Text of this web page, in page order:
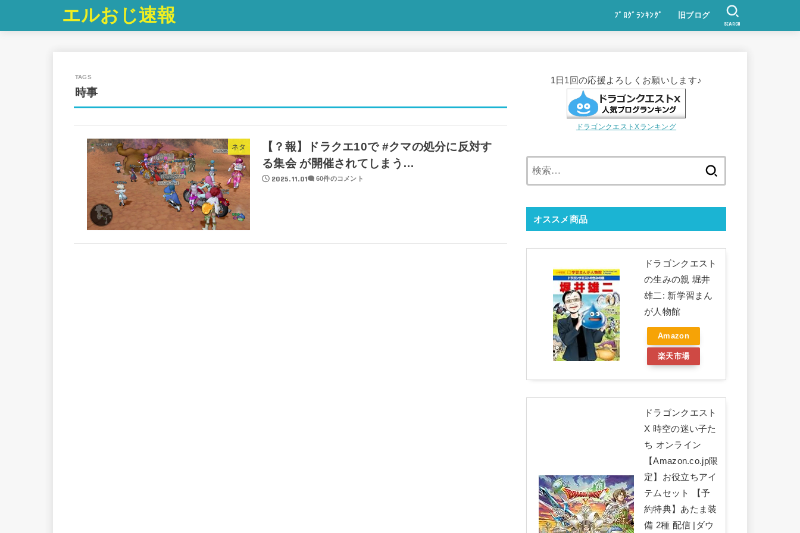
エルおじ速報 ﾌﾞﾛｸﾞﾗﾝｷﾝｸﾞ 旧ブログ
SEARCH
時事
ネタ
【？報】ドラクエ10で #クマの処分に反対す
る集会 が開催されてしまう…
2025.11.01 60件のコメント
1日1回の応援よろしくお願いします♪
ドラゴンクエストXランキング
オススメ商品
ドラゴンクエスト
の生みの親 堀井
雄二: 新学習まん
が人物館
Amazon
楽天市場
ドラゴンクエスト
X 時空の迷い子た
ち オンライン
【Amazon.co.jp限
定】お役立ちアイ
テムセット 【予
約特典】あたま装
備 2種 配信 |ダウ